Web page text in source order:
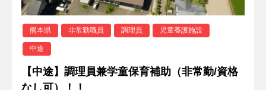
熊本県 非常勤職員 調理員 児童養護施設
中途
【中途】調理員兼学童保育補助（非常勤/資格